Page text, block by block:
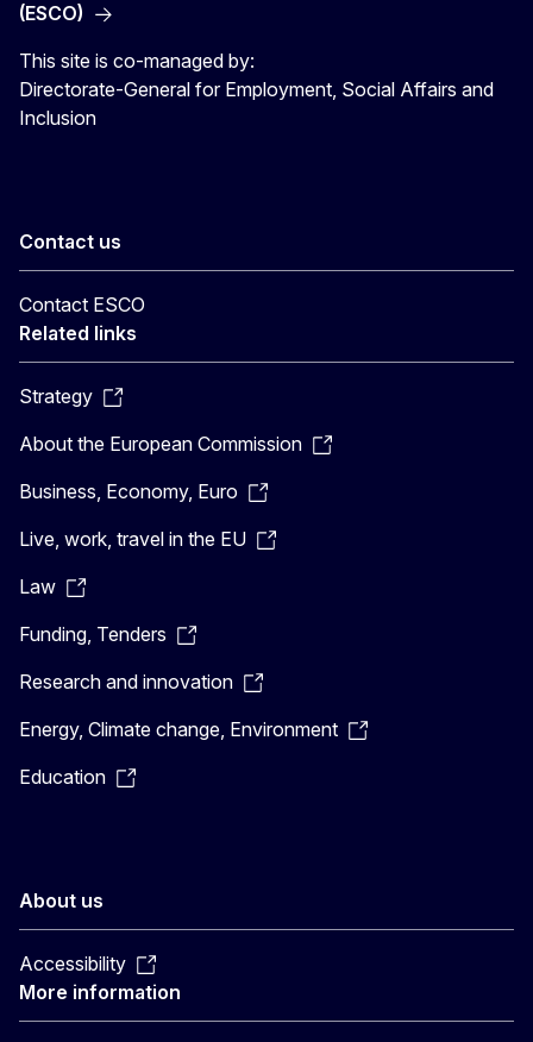
(ESCO)
This site is co-managed by:
Directorate-General for Employment, Social Affairs and
Inclusion
Contact us
Contact ESCO
Related links
Strategy
About the European Commission
Business, Economy, Euro
Live, work, travel in the EU
Law
Funding, Tenders
Research and innovation
Energy, Climate change, Environment
Education
About us
Accessibility
More information